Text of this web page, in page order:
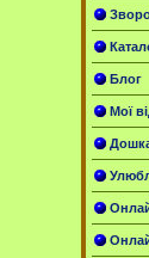
Блог
Мої